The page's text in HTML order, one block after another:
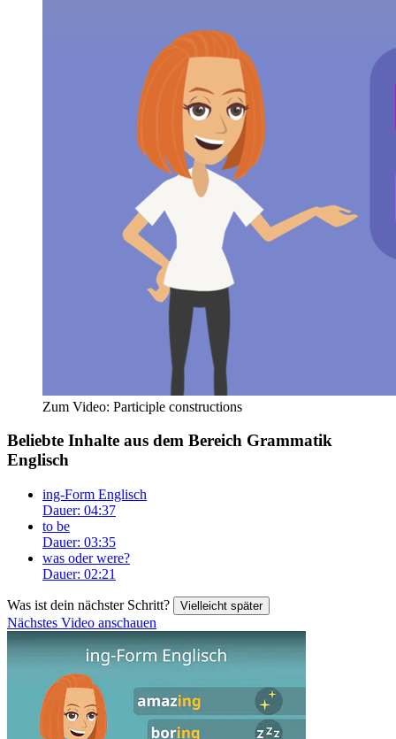
Zum Video: Participle constructions
Beliebte Inhalte aus dem Bereich Grammatik
Englisch
ing-Form Englisch
Dauer: 04:37
to be
Dauer: 03:35
was oder were?
Dauer: 02:21
Was ist dein nächster Schritt? Vielleicht später
Nächstes Video anschauen